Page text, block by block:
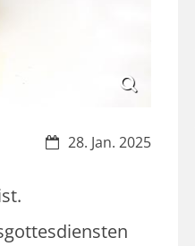
Datum:28. Jan. 2025